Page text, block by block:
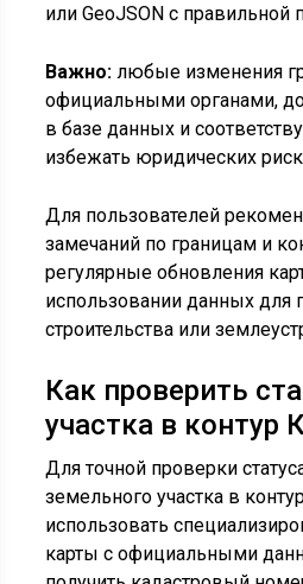
или GeoJSON с правильной
Важно: любые изменения
официальными органами,
в базе данных и
избежать юридических
Для пользователей
замечаний по границам и
регулярные обновления
использовании данных для
строительства или
Как проверить
участка в контур
Для точной проверки
земельного участка в
использовать
карты с официальными